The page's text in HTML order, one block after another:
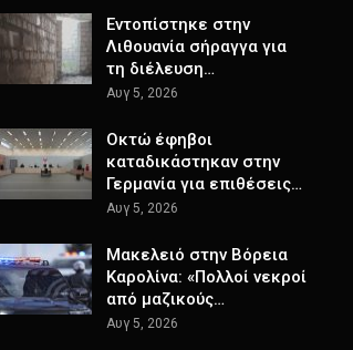
Εντοπίστηκε στην
Λιθουανία σήραγγα για
τη διέλευση…
Αυγ 5, 2026
Οκτώ έφηβοι
καταδικάστηκαν στην
Γερμανία για επιθέσεις…
Αυγ 5, 2026
Μακελειό στην Βόρεια
Καρολίνα: «Πολλοί νεκροί
από μαζικούς…
Αυγ 5, 2026